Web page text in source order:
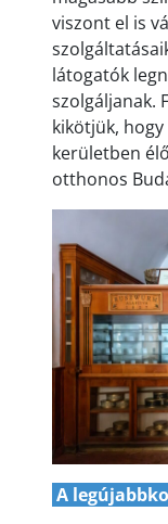
viszont el is
látogatók
szolgáljanak.
kikötjük,
kerületben
otthonos
A